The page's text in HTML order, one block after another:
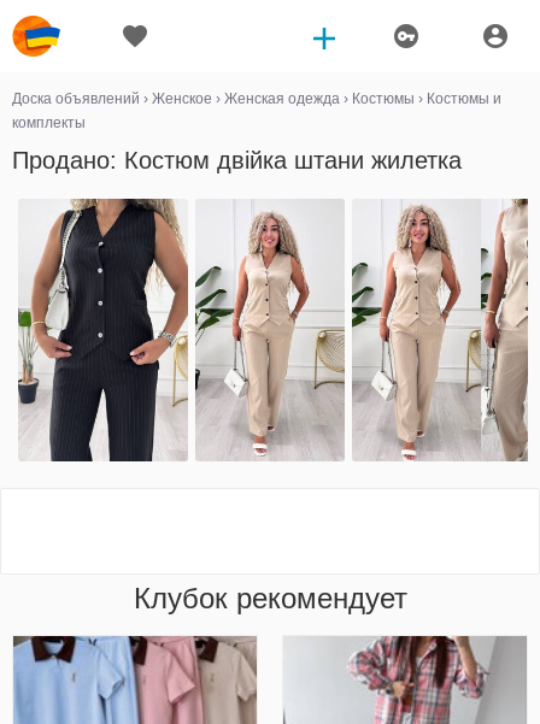
Доска объявлений › Женское › Женская одежда › Костюмы › Костюмы и
комплекты
Продано: Костюм двійка штани жилетка
Клубок рекомендует